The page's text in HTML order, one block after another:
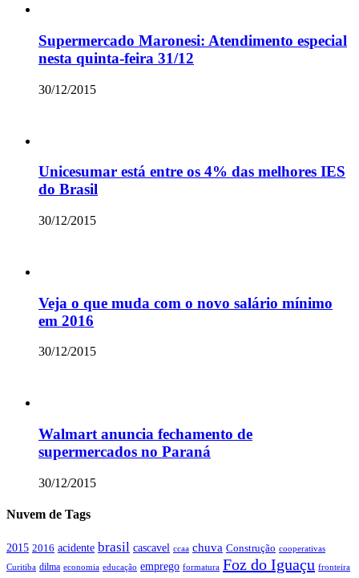
Supermercado Maronesi: Atendimento especial
nesta quinta-feira 31/12
30/12/2015
Unicesumar está entre os 4% das melhores IES
do Brasil
30/12/2015
Veja o que muda com o novo salário mínimo
em 2016
30/12/2015
Walmart anuncia fechamento de
supermercados no Paraná
30/12/2015
Nuvem de Tags
2015 2016 acidente brasil cascavel ccaa chuva Construção cooperativas
Curitiba dilma economia educação emprego formatura Foz do Iguaçu fronteira